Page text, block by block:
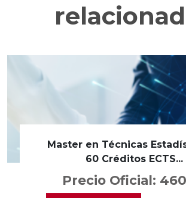
Master en Técnicas
60 Créditos ECTS...
Precio Oficial: